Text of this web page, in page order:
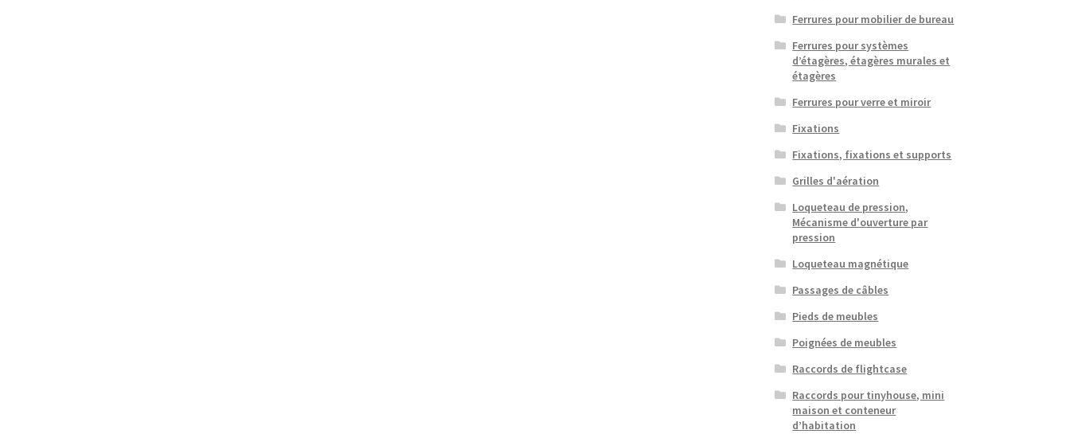
Ferrures pour mobilier de bureau
Ferrures pour systèmes
d’étagères, étagères murales et
étagères
Ferrures pour verre et miroir
Fixations
Fixations, fixations et supports
Grilles d'aération
Loqueteau de pression,
Mécanisme d'ouverture par
pression
Loqueteau magnétique
Passages de câbles
Pieds de meubles
Poignées de meubles
Raccords de flightcase
Raccords pour tinyhouse, mini
maison et conteneur
d’habitation